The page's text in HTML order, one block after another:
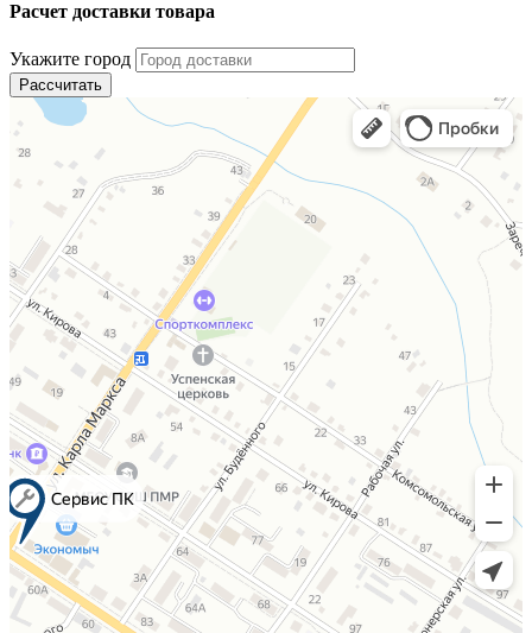
Расчет доставки товара
Укажите город
Рассчитать